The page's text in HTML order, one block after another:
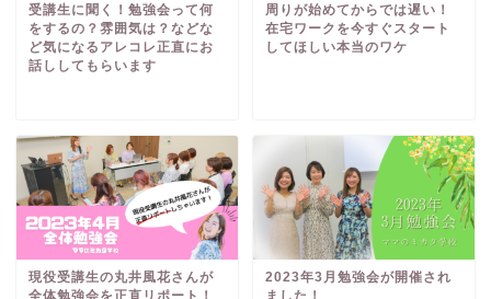
受講生に聞く！勉強会って何
をするの？雰囲気は？などな
ど気になるアレコレ正直にお
話ししてもらいます
周りが始めてからでは遅い！
在宅ワークを今すぐスタート
してほしい本当のワケ
現役受講生の丸井風花さんが
2023年3月勉強会が開催され